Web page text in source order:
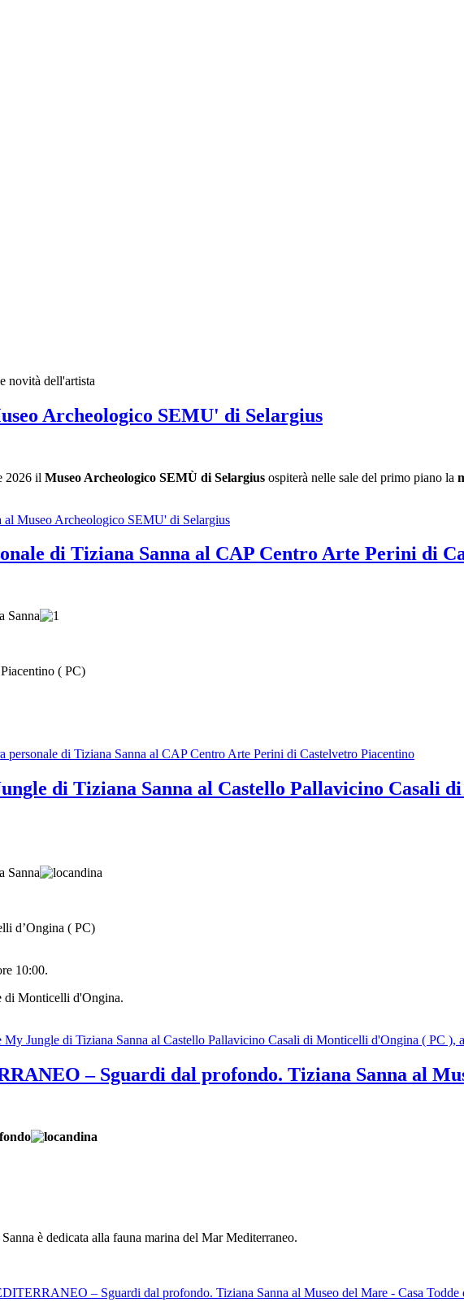
novità dell'artista
Archeologico SEMU' di Selargius
2026 il Museo Archeologico SEMÙ di Selargius ospiterà nelle sale del primo piano la
al Museo Archeologico SEMU' di Selargius
di Tiziana Sanna al CAP Centro Arte Perini di
Sanna
( PC)
personale di Tiziana Sanna al CAP Centro Arte Perini di Castelvetro Piacentino
di Tiziana Sanna al Castello Pallavicino Casali
Sanna
d’Ongina ( PC)
10:00.
di Monticelli d'Ongina.
My Jungle di Tiziana Sanna al Castello Pallavicino Casali di Monticelli d'Ongina ( PC ),
– Sguardi dal profondo. Tiziana Sanna al
è dedicata alla fauna marina del Mar Mediterraneo.
– Sguardi dal profondo. Tiziana Sanna al Museo del Mare - Casa Todde